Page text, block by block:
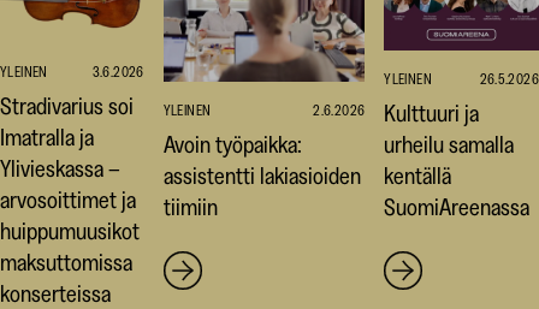
YLEINEN 3.6.2026
Stradivarius soi
Imatralla ja
Ylivieskassa –
arvosoittimet ja
huippumuusikot
maksuttomissa
konserteissa
YLEINEN 2.6.2026
Avoin työpaikka:
assistentti lakiasioiden
tiimiin
YLEINEN 26.5.2026
Kulttuuri ja
urheilu samalla
kentällä
SuomiAreenassa